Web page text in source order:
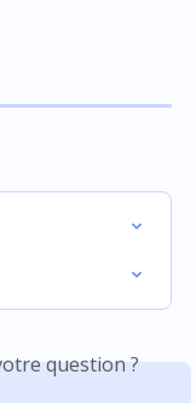
question ?